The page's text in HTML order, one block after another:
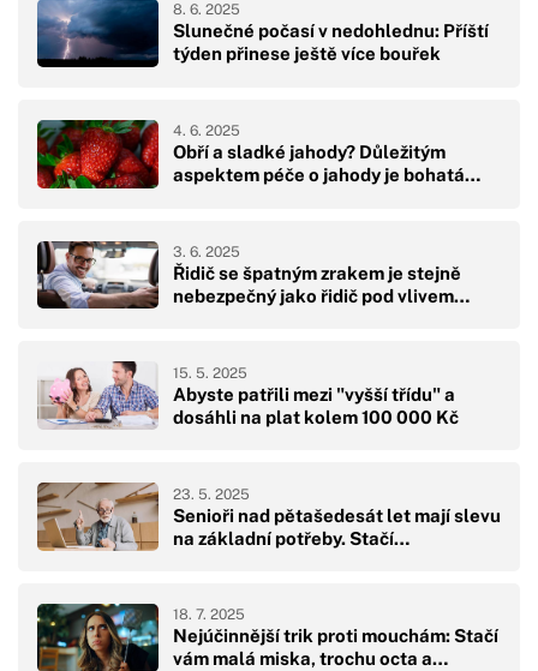
Slunečné počasí v nedohlednu: Příští
týden přinese ještě více bouřek
8. 6. 2025
Obří a sladké jahody? Důležitým
aspektem péče o jahody je bohatá…
4. 6. 2025
Řidič se špatným zrakem je stejně
nebezpečný jako řidič pod vlivem…
3. 6. 2025
Abyste patřili mezi "vyšší třídu" a
dosáhli na plat kolem 100 000 Kč
15. 5. 2025
Senioři nad pětašedesát let mají slevu
na základní potřeby. Stačí…
23. 5. 2025
Nejúčinnější trik proti mouchám: Stačí
vám malá miska, trochu octa a…
18. 7. 2025